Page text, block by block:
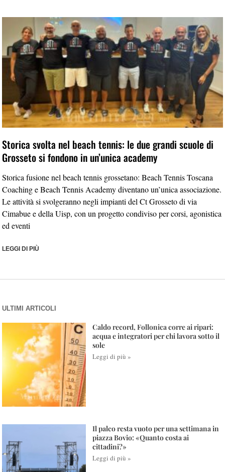
Storica svolta nel beach tennis: le due grandi scuole di
Grosseto si fondono in un’unica academy
Storica fusione nel beach tennis grossetano: Beach Tennis Toscana
Coaching e Beach Tennis Academy diventano un’unica associazione.
Le attività si svolgeranno negli impianti del Ct Grosseto di via
Cimabue e della Uisp, con un progetto condiviso per corsi, agonistica
ed eventi
LEGGI DI PIÙ
ULTIMI ARTICOLI
Caldo record, Follonica corre ai ripari:
acqua e integratori per chi lavora sotto il
sole
Leggi di più »
Il palco resta vuoto per una settimana in
piazza Bovio: «Quanto costa ai
cittadini?»
Leggi di più »